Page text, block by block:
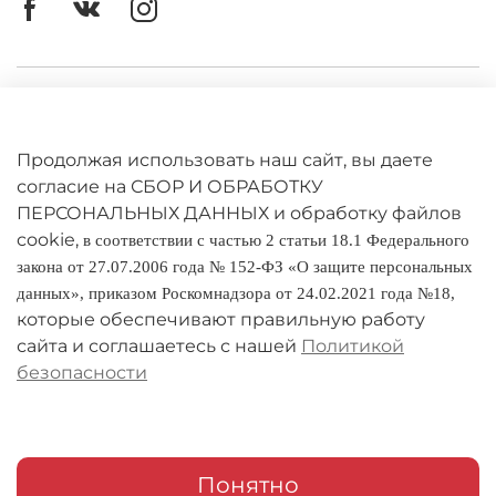
Материал: Коелгинский мрамор
Политика конфиденциальности
Оплата и доставка
Условия обмена и возврата
Реквизиты
О компании
Мои заказы
Продолжая использовать наш сайт, вы даете
согласие на СБОР И ОБРАБОТКУ
ПЕРСОНАЛЬНЫХ ДАННЫХ и обработку файлов
cookie, в соответствии с частью 2 статьи 18.1 Федерального
закона от 27.07.2006 года № 152-ФЗ «О защите персональных
данных», приказом Роскомнадзора от 24.02.2021 года №18,
которые обеспечивают правильную работу
сайта и соглашаетесь с нашей Политикой
безопасности
Понятно